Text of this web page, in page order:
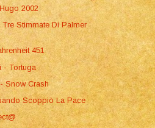
2002
Stimmate Di Palmer
451
- Tortuga
Snow Crash
Scoppiò La Pace